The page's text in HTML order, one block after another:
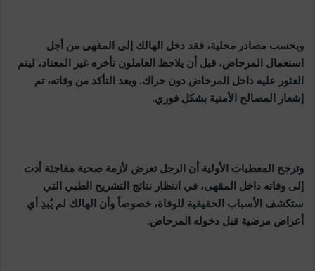
وبحسب مصادر محلية، فقد دخل الهالك إلى المقهى من أجل
استعمال المرحاض، قبل أن يلاحظ العاملون تأخره غير المعتاد، ليتم
العثور عليه داخل المرحاض دون حراك. وبعد التأكد من وفاته، تم
إشعار المصالح الأمنية بشكل فوري.
وترجح المعطيات الأولية أن الرجل تعرض لأزمة صحية مفاجئة أدت
إلى وفاته داخل المقهى، في انتظار نتائج التشريح الطبي التي
ستكشف الأسباب الحقيقية للوفاة، خصوصاً وأن الهالك لم يُبدِ أي
أعراض مرضية قبل دخوله المرحاض.